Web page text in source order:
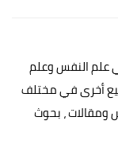
علم النفس وعلم
أخرى في مختلف
ومقالات ، بحوث